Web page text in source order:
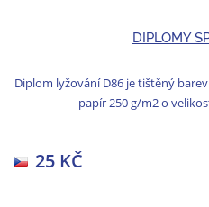
DIPLOMY
Diplom lyžování D86 je tištěný
papír 250 g/m2 o
25 KČ